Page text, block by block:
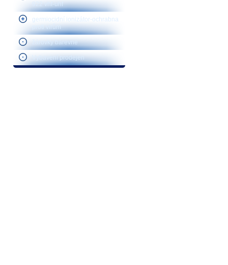
922 vhf-uhf
germiocidní ionizátor-ochrabna
proti virům
žárovky barevné
Vybavení prodejen